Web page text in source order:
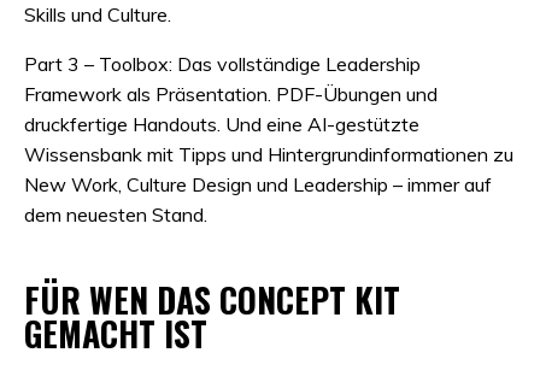
Skills und Culture.
Part 3 – Toolbox: Das vollständige Leadership
Framework als Präsentation. PDF-Übungen und
druckfertige Handouts. Und eine AI-gestützte
Wissensbank mit Tipps und Hintergrundinformationen zu
New Work, Culture Design und Leadership – immer auf
dem neuesten Stand.
FÜR WEN DAS CONCEPT KIT
GEMACHT IST